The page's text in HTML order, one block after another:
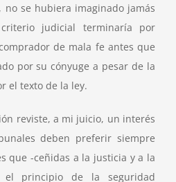
se hubiera imaginado jamás
judicial terminaría por
de mala fe antes que
por su cónyuge a pesar de la
el texto de la ley.
reviste, a mi juicio, un interés
deben preferir siempre
que -ceñidas a la justicia y a la
el principio de la seguridad